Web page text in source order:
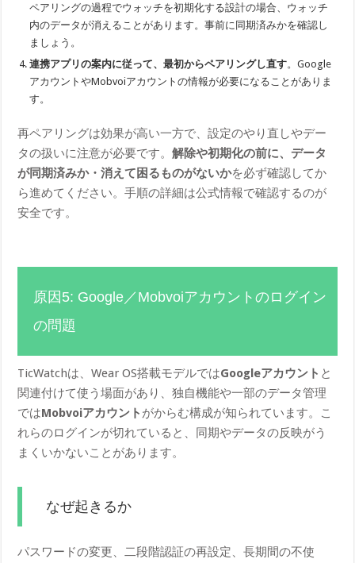
ペアリングの過程でウォッチを初期化する設計の場合、ウォッチ
内のデータが消えることがあります。事前に同期済みかを確認し
ましょう。
連携アプリの案内に従って、最初からペアリングし直す。Google
アカウントやMobvoiアカウントの情報が必要になることがありま
す。
再ペアリングは効果が高い一方で、設定のやり直しやデー
タの扱いに注意が必要です。解除や初期化の前に、データ
が同期済みか・消えて困るものがないかを必ず確認してか
ら進めてください。手順の詳細は公式情報で確認するのが
安全です。
原因5: Google／Mobvoiアカウントのログイン
の問題
TicWatchは、Wear OS搭載モデルではGoogleアカウント と
関連付けて使う場面があり、独自機能や一部のデータ管理
ではMobvoiアカウント がからむ構成が知られています。こ
れらのログインが切れていると、同期やデータの反映がう
まくいかないことがあります。
なぜ起きるか
パスワードの変更、二段階認証の再設定、長期間の不使